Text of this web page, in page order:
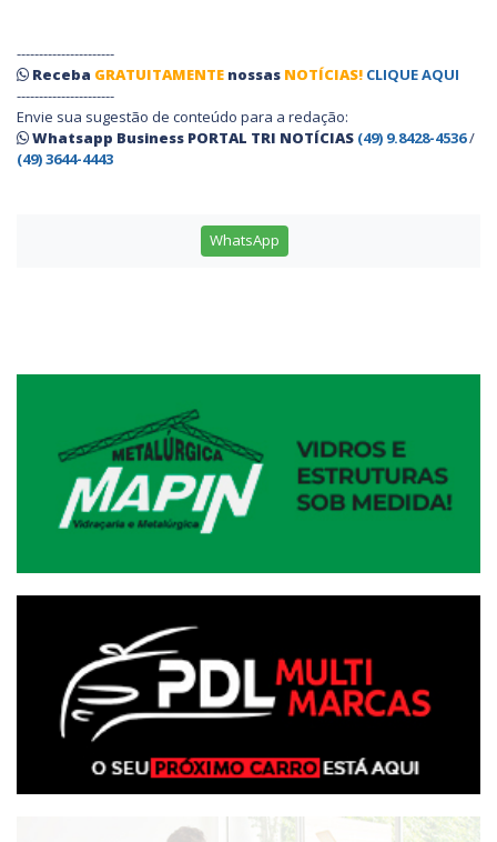
----------------------
Receba GRATUITAMENTE nossas NOTÍCIAS! CLIQUE AQUI
----------------------
Envie sua sugestão de conteúdo para a redação:
Whatsapp Business PORTAL TRI NOTÍCIAS (49) 9.8428-4536/
(49) 3644-4443
WhatsApp